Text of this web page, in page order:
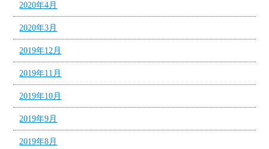
2020年4月
2020年3月
2019年12月
2019年11月
2019年10月
2019年9月
2019年8月